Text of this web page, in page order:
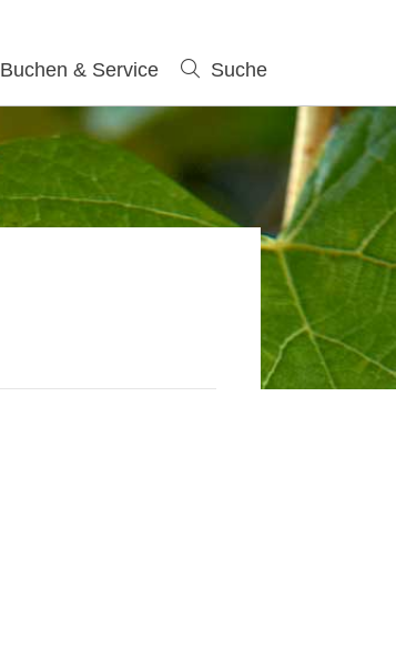
Buchen & Service Suche